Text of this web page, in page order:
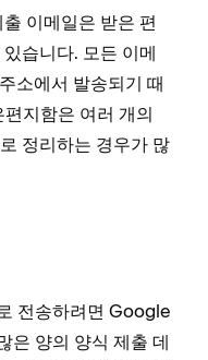
이메일은 받은 편
습니다. 모든 이메
소에서 발송되기 때
지함은 여러 개의
정리하는 경우가 많
전송하려면 Google
은 양의 양식 제출 데